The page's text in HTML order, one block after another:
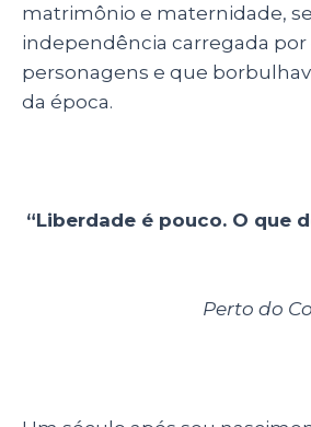
matrimônio e maternidade,
independência carregada por
personagens e que
da época.
“Liberdade é pouco. O que
Perto do